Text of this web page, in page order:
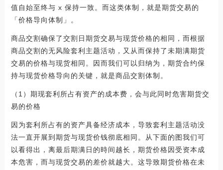
值自始至终与 x 保持一致。而这类体制，就是期货交易的
「价格导向体制」。
商品交割确保了交割日期货交易与现货价格的相同，而根据
商品交割的无风险套利主题活动，又从而保持了未期满期货
交易的价格与现货相同。因而我们可以归纳为，期货合约保
持与现货价格导向的关键，就是商品交割体制。
（1）期现套利所占有资产的成本费，会与此同时危害期货交
易的价格
因为套利所占有的资产具备经济成本，导致套利主题活动没
法一直开展到期货与现货价钱彻底相同。从下面的图我们可
以看得出，离最后期满日的時间越长，期货价格因受资本成
本危害，而与现货交易的差价就越大。这导致期货价格在未